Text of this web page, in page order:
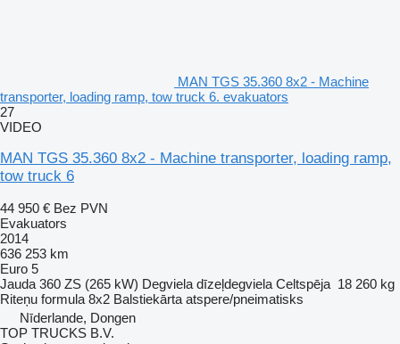
MAN TGS 35.360 8x2 - Machine
transporter, loading ramp, tow truck 6. evakuators
27
VIDEO
MAN TGS 35.360 8x2 - Machine transporter, loading ramp,
tow truck 6
44 950 € Bez PVN
Evakuators
2014
636 253 km
Euro 5
Jauda 360 ZS (265 kW) Degviela dīzeļdegviela Celtspēja 18 260 kg
Riteņu formula 8x2 Balstiekārta atspere/pneimatisks
Nīderlande, Dongen
TOP TRUCKS B.V.